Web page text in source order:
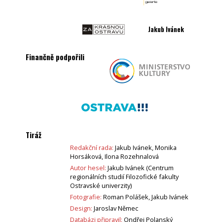
Jakub Ivánek
Finančně podpořili
Tiráž
Redakční rada: Jakub Ivánek, Monika
Horsáková, Ilona Rozehnalová
Autor hesel: Jakub Ivánek (Centrum
regionálních studií Filozofické fakulty
Ostravské univerzity)
Fotografie: Roman Polášek, Jakub Ivánek
Design: Jaroslav Němec
Databázi připravil: Ondřej Polanský